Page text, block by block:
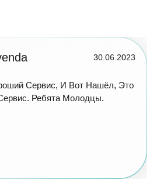
30.06.2023
Сервис, И Вот Нашёл, Это
Ребята Молодцы.